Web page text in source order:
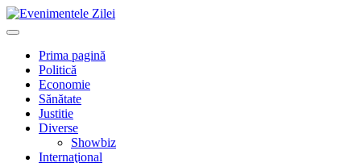
Mergi
la
Primary
Prima pagină
Politică
Economie
Sănătate
Justitie
Diverse
Showbiz
Internaţional